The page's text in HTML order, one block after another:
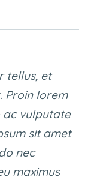
tellus, et
Proin lorem
vulputate
sit amet
nec
maximus